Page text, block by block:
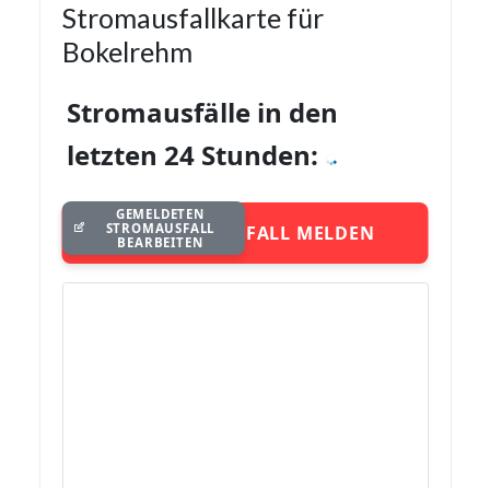
Stromausfallkarte für
Bokelrehm
Stromausfälle in den
letzten 24 Stunden:
STROMAUSFALL MELDEN
GEMELDETEN
STROMAUSFALL
BEARBEITEN